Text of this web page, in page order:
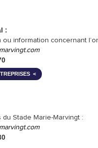
:
information concernant
du Stade Marie-Marvingt :